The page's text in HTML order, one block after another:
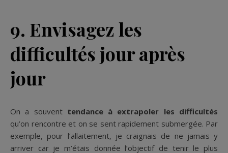
9. Envisagez les
difficultés jour après
jour
On a souvent tendance à extrapoler les difficultés
qu’on rencontre et on se sent rapidement submergée. Par
exemple, pour l’allaitement, je craignais de ne jamais y
arriver car je m’étais donnée l’objectif de tenir le plus